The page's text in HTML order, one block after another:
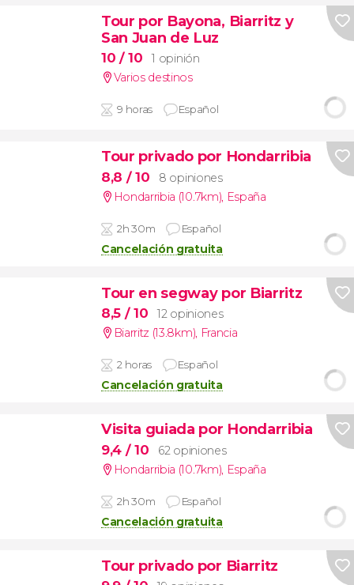
Tour por Bayona, Biarritz y
San Juan de Luz
10 / 10
1 opinión
Varios destinos
9 horas Español
Tour privado por Hondarribia
8,8 / 10
8 opiniones
Hondarribia (10.7km), España
2h 30m Español
Cancelación gratuita
Tour en segway por Biarritz
8,5 / 10
12 opiniones
Biarritz (13.8km), Francia
2 horas Español
Cancelación gratuita
Visita guiada por Hondarribia
9,4 / 10
62 opiniones
Hondarribia (10.7km), España
2h 30m Español
Cancelación gratuita
Tour privado por Biarritz